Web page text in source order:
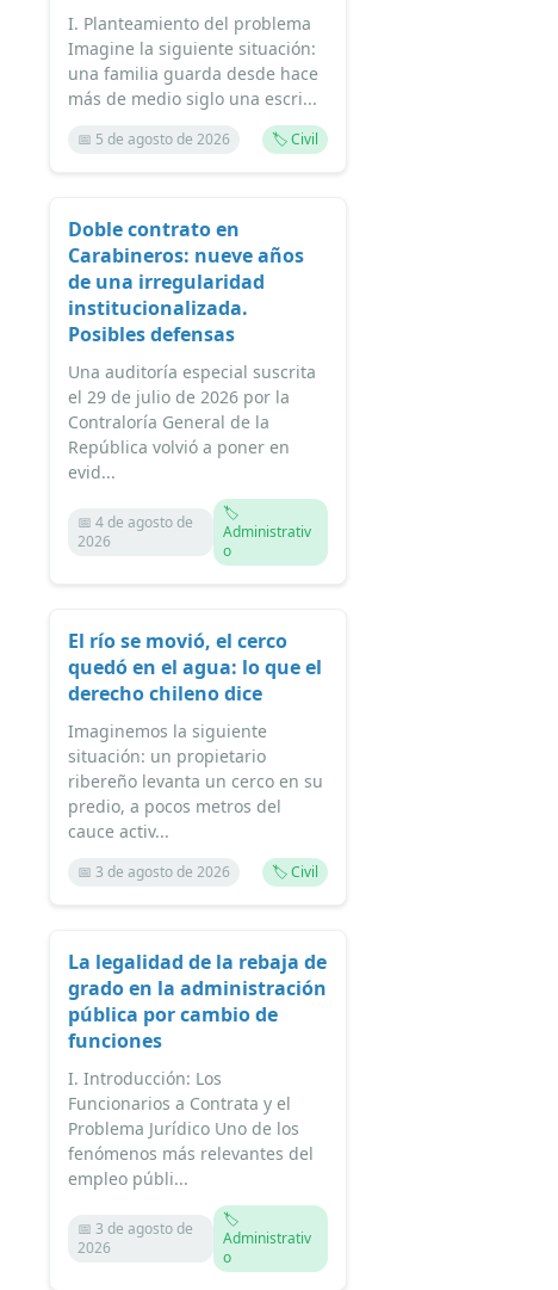
I. Planteamiento del problema
Imagine la siguiente situación:
una familia guarda desde hace
más de medio siglo una escri...
📅 5 de agosto de 2026 🏷️ Civil
Doble contrato en
Carabineros: nueve años
de una irregularidad
institucionalizada.
Posibles defensas
Una auditoría especial suscrita
el 29 de julio de 2026 por la
Contraloría General de la
República volvió a poner en
evid...
📅 4 de agosto de
2026
🏷️
Administrativ
o
El río se movió, el cerco
quedó en el agua: lo que el
derecho chileno dice
Imaginemos la siguiente
situación: un propietario
ribereño levanta un cerco en su
predio, a pocos metros del
cauce activ...
📅 3 de agosto de 2026 🏷️ Civil
La legalidad de la rebaja de
grado en la administración
pública por cambio de
funciones
I. Introducción: Los
Funcionarios a Contrata y el
Problema Jurídico Uno de los
fenómenos más relevantes del
empleo públi...
📅 3 de agosto de
2026
🏷️
Administrativ
o